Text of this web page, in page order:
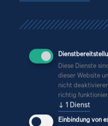
Ostansicht des Schlosses
Diese Dienste
dieser Website
nicht
richtig
↓ 1 Dienst
Einbindung von